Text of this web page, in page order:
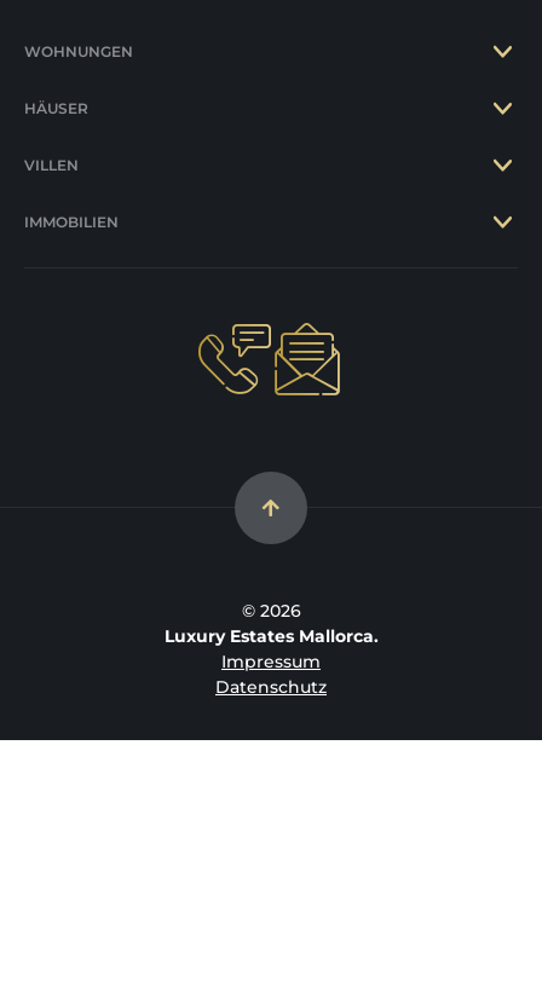
WOHNUNGEN
HÄUSER
VILLEN
IMMOBILIEN
© 2026
Luxury Estates Mallorca.
Impressum
Datenschutz